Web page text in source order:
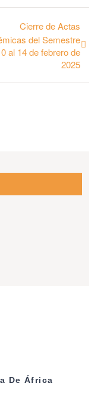
Cierre de Actas
del Semestre
al 14 de febrero de
2025
De África